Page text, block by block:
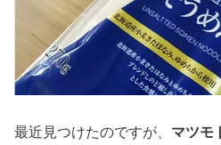
最近見つけたのですが、 マツモ